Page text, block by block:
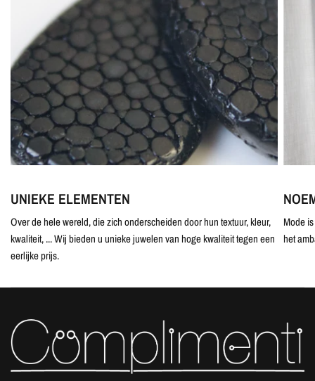
UNIEKE ELEMENTEN
Over de hele wereld, die zich onderscheiden door hun textuur, kleur,
kwaliteit, ... Wij bieden u unieke juwelen van hoge kwaliteit tegen een
eerlijke prijs.
Mode
het